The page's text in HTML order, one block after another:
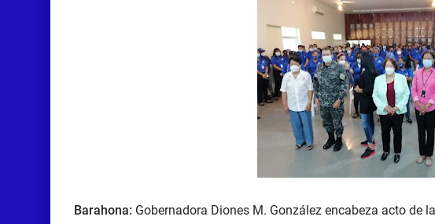
Barahona: Gobernadora Diones M. González encabeza acto de